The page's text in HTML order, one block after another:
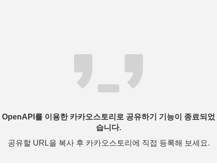
OpenAPI를 이용한 카카오스토리로 공유하기 기능이 종료되었
습니다.
공유할 URL을 복사 후 카카오스토리에 직접 등록해 보세요.